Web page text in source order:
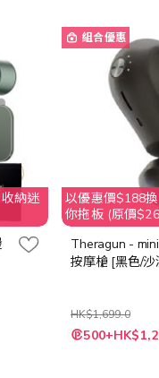
納迷
組合優惠
以優惠價$188
你拖板 (原價
Theragun -
按摩槍 [黑色/沙
HK$1,699.0